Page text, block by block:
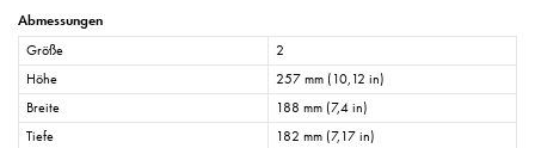
Abmessungen
Größe
2
Höhe
257 mm (10,12 in)
Breite
188 mm (7,4 in)
Tiefe
182 mm (7,17 in)